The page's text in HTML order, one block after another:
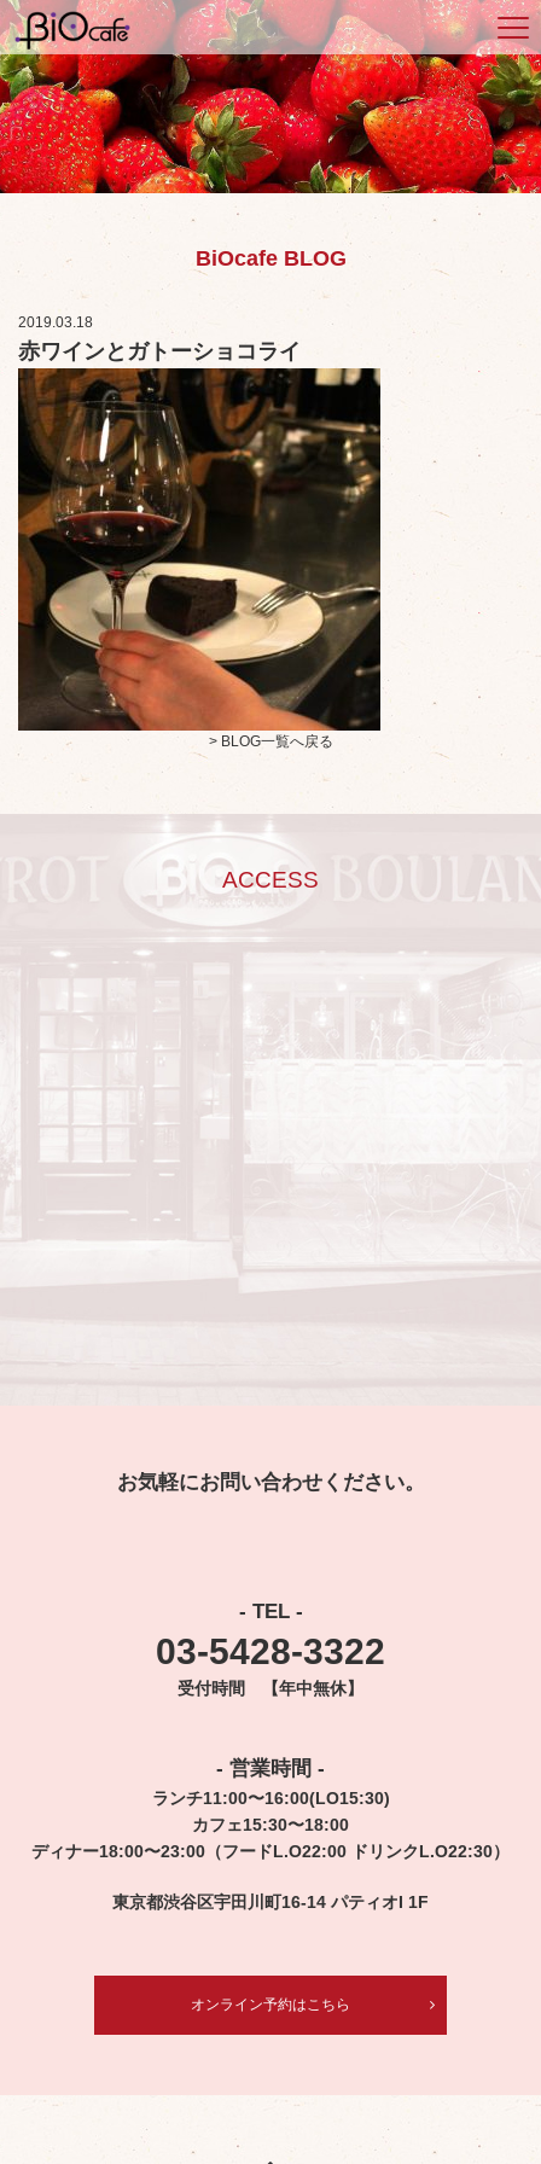
BiOcafe BLOG
2019.03.18
赤ワインとガトーショコライ
> BLOG一覧へ戻る
ACCESS
お気軽にお問い合わせください。
- TEL -
03-5428-3322
受付時間 【年中無休】
- 営業時間 -
ランチ11:00〜16:00(LO15:30)
カフェ15:30〜18:00
ディナー18:00〜23:00（フードL.O22:00 ドリンクL.O22:30）
東京都渋谷区宇田川町16-14 パティオI 1F
オンライン予約はこちら